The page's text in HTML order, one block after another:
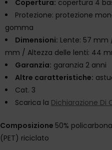
Copertura: copertura 4
Protezione: protezione
gomma
Dimensioni: Lente: 57 mm
mm / Altezza delle lenti: 44
Garanzia: garanzia 2 anni
Altre caratteristiche:
Cat. 3
Scarica la Dichiarazione Di
Composizione 50%
(PET) riciclato